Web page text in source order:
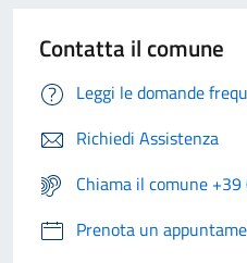
Contatta il comune
Leggi le domande
Richiedi Assistenza
Chiama il comune
Prenota un